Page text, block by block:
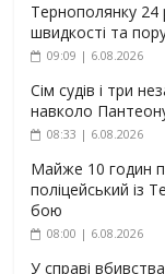
Тернополянку
швидкості та
09:09 | 6.08.2026
Сім судів і три
навколо
08:33 | 6.08.2026
Майже 10 годин
поліцейський із
бою
08:00 | 6.08.2026
У справі